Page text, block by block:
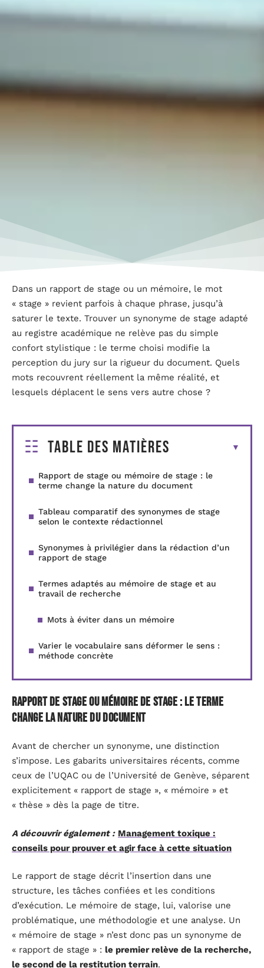
Dans un rapport de stage ou un mémoire, le mot
« stage » revient parfois à chaque phrase, jusqu’à
saturer le texte. Trouver un synonyme de stage adapté
au registre académique ne relève pas du simple
confort stylistique : le terme choisi modifie la
perception du jury sur la rigueur du document. Quels
mots recouvrent réellement la même réalité, et
lesquels déplacent le sens vers autre chose ?
Table des matières
Rapport de stage ou mémoire de stage : le
terme change la nature du document
Tableau comparatif des synonymes de stage
selon le contexte rédactionnel
Synonymes à privilégier dans la rédaction d’un
rapport de stage
Termes adaptés au mémoire de stage et au
travail de recherche
Mots à éviter dans un mémoire
Varier le vocabulaire sans déformer le sens :
méthode concrète
Rapport de stage ou mémoire de stage : le terme
change la nature du document
Avant de chercher un synonyme, une distinction
s’impose. Les gabarits universitaires récents, comme
ceux de l’UQAC ou de l’Université de Genève, séparent
explicitement « rapport de stage », « mémoire » et
« thèse » dès la page de titre.
A découvrir également : Management toxique :
conseils pour prouver et agir face à cette situation
Le rapport de stage décrit l’insertion dans une
structure, les tâches confiées et les conditions
d’exécution. Le mémoire de stage, lui, valorise une
problématique, une méthodologie et une analyse. Un
« mémoire de stage » n’est donc pas un synonyme de
« rapport de stage » : le premier relève de la recherche,
le second de la restitution terrain.